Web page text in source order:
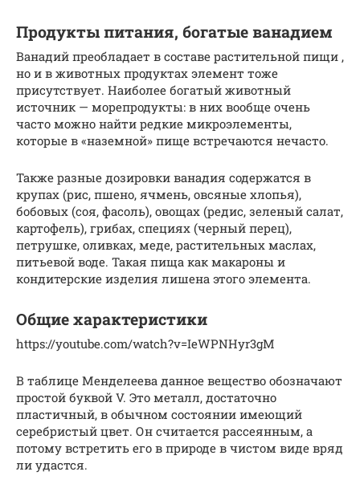
Продукты питания, богатые ванадием
Ванадий преобладает в составе растительной пищи ,
но и в животных продуктах элемент тоже
присутствует. Наиболее богатый животный
источник — морепродукты: в них вообще очень
часто можно найти редкие микроэлементы,
которые в «наземной» пище встречаются нечасто.
Также разные дозировки ванадия содержатся в
крупах (рис, пшено, ячмень, овсяные хлопья),
бобовых (соя, фасоль), овощах (редис, зеленый салат,
картофель), грибах, специях (черный перец),
петрушке, оливках, меде, растительных маслах,
питьевой воде. Такая пища как макароны и
кондитерские изделия лишена этого элемента.
Общие характеристики
https://youtube.com/watch?v=IeWPNHyr3gM
В таблице Менделеева данное вещество обозначают
простой буквой V. Это металл, достаточно
пластичный, в обычном состоянии имеющий
серебристый цвет. Он считается рассеянным, а
потому встретить его в природе в чистом виде вряд
ли удастся.